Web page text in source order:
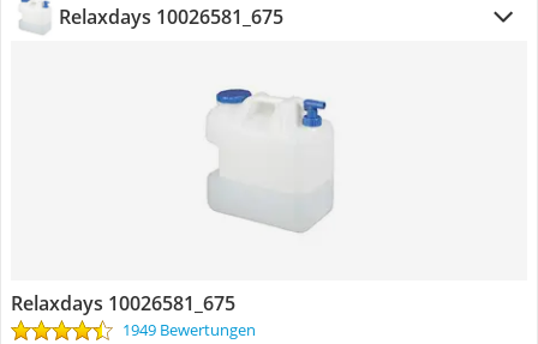
Relaxdays 10026581_675
Relaxdays 10026581_675
1949 Bewertungen